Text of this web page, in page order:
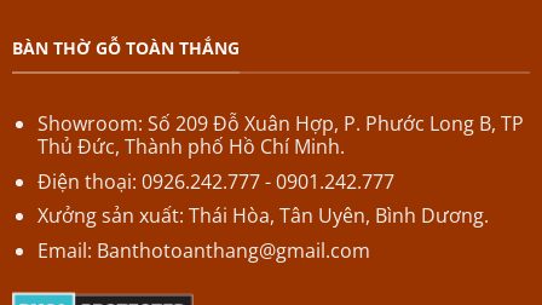
BÀN THỜ GỖ TOÀN THẮNG
Showroom: Số 209 Đỗ Xuân Hợp, P. Phước Long B, TP
Thủ Đức, Thành phố Hồ Chí Minh.
Điện thoại: 0926.242.777 - 0901.242.777
Xưởng sản xuất: Thái Hòa, Tân Uyên, Bình Dương.
Email: Banthotoanthang@gmail.com